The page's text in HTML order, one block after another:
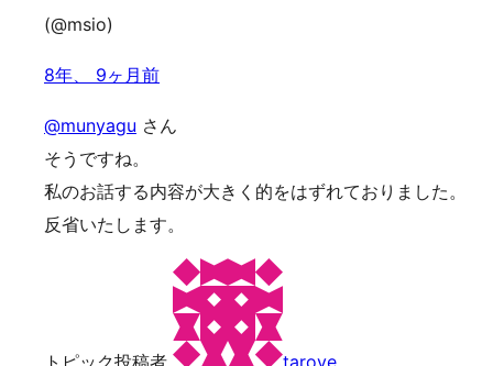
(@msio)
8年、 9ヶ月前
@munyagu さん
そうですね。
私のお話する内容が大きく的をはずれておりました。
反省いたします。
トピック投稿者 tarove